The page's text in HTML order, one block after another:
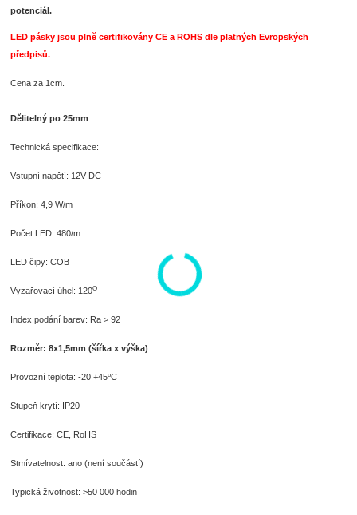
potenciál.
LED pásky jsou plně certifikovány CE a ROHS dle platných Evropských
předpisů.
Cena za 1cm.
Dělitelný po 25mm
Technická specifikace:
Vstupní napětí: 12V DC
Příkon: 4,9 W/m
Počet LED: 480/m
LED čipy: COB
Vyzařovací úhel: 120O
Index podání barev: Ra > 92
Rozměr: 8x1,5mm (šířka x výška)
Provozní teplota: -20 +45oC
Stupeň krytí: IP20
Certifikace: CE, RoHS
Stmívatelnost: ano (není součástí)
Typická životnost: >50 000 hodin